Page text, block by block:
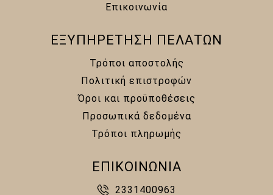
Επικοινωνία
ΕΞΥΠΗΡΕΤΗΣΗ ΠΕΛΑΤΩΝ
Τρόποι αποστολής
Πολιτική επιστροφών
Όροι και προϋποθέσεις
Προσωπικά δεδομένα
Τρόποι πληρωμής
ΕΠΙΚΟΙΝΩΝΙΑ
2331400963